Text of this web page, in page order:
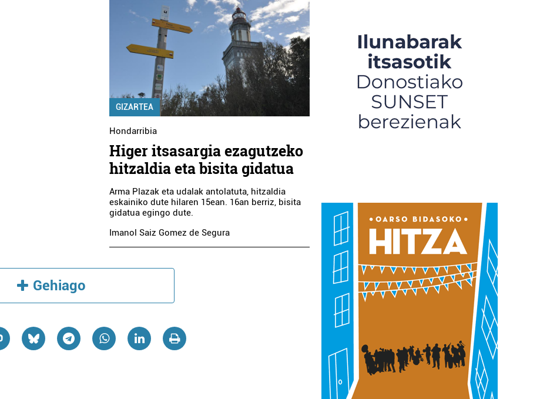
GIZARTEA
Hondarribia
Higer itsasargia ezagutzeko
hitzaldia eta bisita gidatua
Arma Plazak eta udalak antolatuta, hitzaldia
eskainiko dute hilaren 15ean. 16an berriz, bisita
gidatua egingo dute.
Imanol Saiz Gomez de Segura
Gehiago